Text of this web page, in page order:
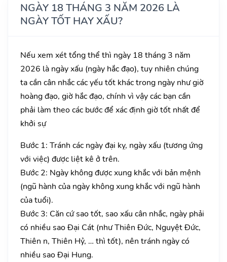
NGÀY 18 THÁNG 3 NĂM 2026 LÀ
NGÀY TỐT HAY XẤU?
Nếu xem xét tổng thể thì ngày 18 tháng 3 năm
2026 là ngày xấu (ngày hắc đạo), tuy nhiên chúng
ta cần cân nhắc các yếu tốt khác trong ngày như giờ
hoàng đạo, giờ hắc đạo, chính vì vậy các bạn cần
phải làm theo các bước để xác định giờ tốt nhất để
khởi sự
Bước 1: Tránh các ngày đại kỵ, ngày xấu (tương ứng
với việc) được liệt kê ở trên.
Bước 2: Ngày không được xung khắc với bản mệnh
(ngũ hành của ngày không xung khắc với ngũ hành
của tuổi).
Bước 3: Căn cứ sao tốt, sao xấu cân nhắc, ngày phải
có nhiều sao Đại Cát (như Thiên Đức, Nguyệt Đức,
Thiên n, Thiên Hỷ, … thì tốt), nên tránh ngày có
nhiều sao Đại Hung.